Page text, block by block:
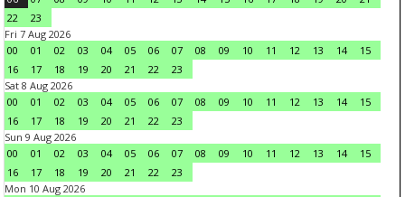
22
23
Fri 7 Aug 2026
00
01 02 03 04 05 06 07 08 09 10 11 12 13 14
15
16
17 18 19 20 21 22
23
Sat 8 Aug 2026
00
01 02 03 04 05 06 07 08 09 10 11 12 13 14
15
16
17 18 19 20 21 22
23
Sun 9 Aug 2026
00
01 02 03 04 05 06 07 08 09 10 11 12 13 14
15
16
17 18 19 20 21 22
23
Mon 10 Aug 2026